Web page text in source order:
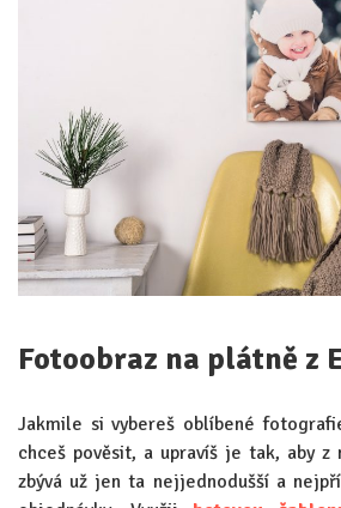
Fotoobraz na plátně z
Jakmile si vybereš oblíbené
chceš pověsit, a upravíš je tak, aby
zbývá už jen ta nejjednodušší a